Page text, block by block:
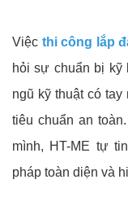
Việc thi công lắp
hỏi sự chuẩn bị kỹ
ngũ kỹ thuật có
tiêu chuẩn an
mình, HT-ME tự
pháp toàn diện và